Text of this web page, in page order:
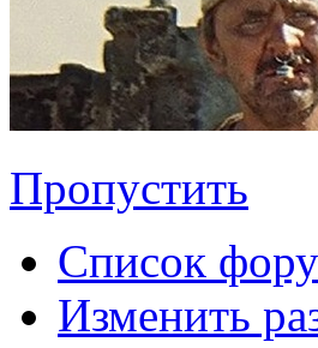
Пропустить
Список
Изменить